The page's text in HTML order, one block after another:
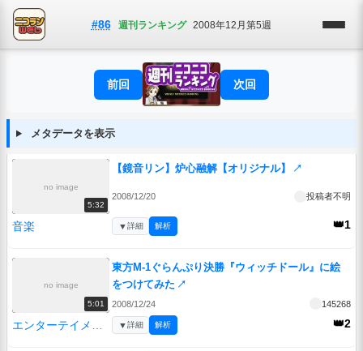
#86 週刊ランキング 2008年12月第5週
前回 次回
メタデータを表示
no image
5:32
【鏡音リン】炉心融解【オリジナル】 ↗
2008/12/20 投稿者不明
音楽 👑1
▼詳細 解析
no image
5:01
東方M-1ぐらんぷり決勝『ウィッチドール』に絵
をつけてみた ↗
2008/12/24 145268
👑2
▼詳細 解析